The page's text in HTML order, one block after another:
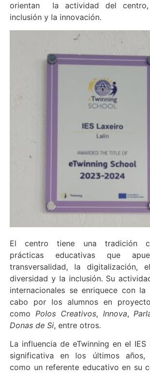
orientan la actividad del
inclusión y la innovación.
El centro tiene una tradición
prácticas educativas que
transversalidad, la digitalización,
diversidad y la inclusión. Su
internacionales se enriquece con
cabo por los alumnos en
como Polos Creativos, Innova,
Donas de Si, entre otros.
La influencia de eTwinning en el
significativa en los últimos años,
como un referente educativo en su